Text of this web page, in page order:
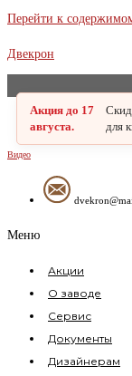
Перейти к
Двекрон
Акция до 17
августа.
для
Видео
Меню
Акции
О заводе
Сервис
Документы
Дизайнерам